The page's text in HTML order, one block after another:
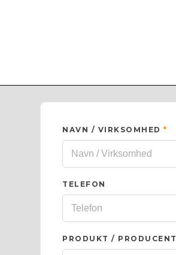
NAVN / VIRKSOMHED*
TELEFON
PRODUKT / PRODUCENT